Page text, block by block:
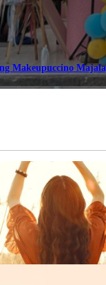
Makeupuccino